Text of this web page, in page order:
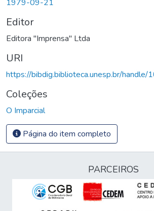
1979-09-21
Editor
Editora "Imprensa" Ltda
URI
https://bibdig.biblioteca.unesp.br/
Coleções
O Imparcial
Página do item completo
PARCEIROS